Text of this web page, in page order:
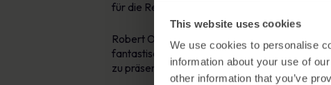
This website uses cookies
We use cookies to personalise
information about your use of
other information that you’ve
für die Regulierungsbehörden zu liefern.
Robert O’Brien, CEO von MetaCompliance,
fantastische Gelegenheit ist, unsere
zu präsentieren.